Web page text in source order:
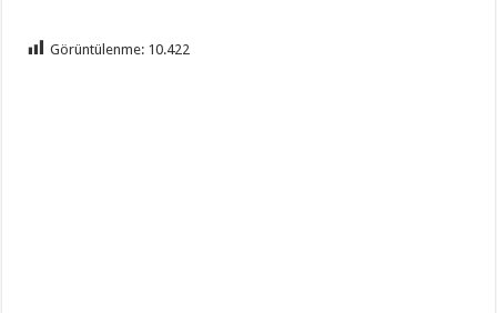
Görüntülenme: 10.422